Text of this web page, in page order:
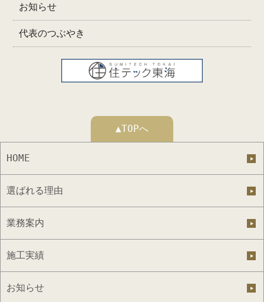
お知らせ
代表のつぶやき
▲TOPへ
HOME
選ばれる理由
業務案内
施工実績
お知らせ